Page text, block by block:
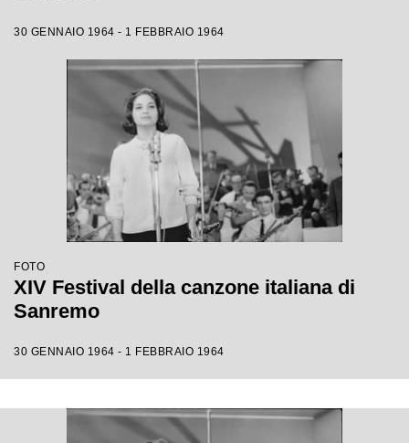
30 GENNAIO 1964 - 1 FEBBRAIO 1964
FOTO
XIV Festival della canzone italiana di
Sanremo
30 GENNAIO 1964 - 1 FEBBRAIO 1964